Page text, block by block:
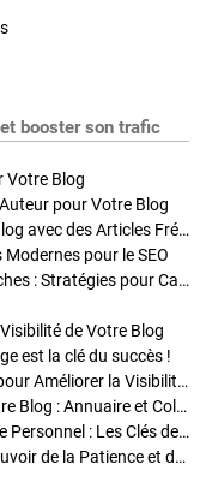
booster son trafic
Votre Blog
pour Votre Blog
Stratégies de Publication : Boostez Votre Blog avec des Articles Fréquents et Exclusifs
pour le SEO
Enrichir Vos Articles avec des Contenus Riches : Stratégies pour Captiver et Optimiser
de Votre Blog
est la clé du succès !
Optimisation SEO des Articles : Stratégies pour Améliorer la Visibilité de Votre Blog
Stratégies pour améliorer la visibilité de votre Blog : Annuaire et Collaborations
Pourquoi Investir dans un Nom de Domaine Personnel : Les Clés de la Réussite de Votre Blog
Comment Faire Émerger Votre Blog : Le Pouvoir de la Patience et de la Persévérance